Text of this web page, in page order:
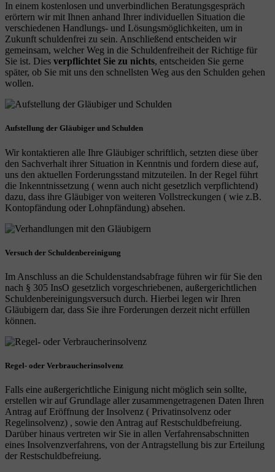
In einem kostenlosen und unverbindlichen Beratungsgespräch
erörtern wir mit Ihnen anhand Ihrer individuellen Situation die
verschiedenen Handlungs- und Lösungsmöglichkeiten, um in
Zukunft schuldenfrei zu sein. Anschließend entscheiden wir
gemeinsam, welcher Weg in die Schuldenfreiheit der Richtige für
Sie ist. Dies verpflichtet Sie zu nichts, entscheiden Sie gerne
später, ob Sie mit uns den schnellsten Weg aus den Schulden gehen
wollen.
Aufstellung der Gläubiger und Schulden
Wir kontaktieren alle Ihre Gläubiger schriftlich, setzten diese über
den Sachverhalt ihrer Situation in Kenntnis und fordern diese auf,
uns den aktuellen Forderungsstand mitzuteilen. In der Regel führt
die Inkenntnissetzung ( wenn auch nicht gesetzlich verpflichtend)
dazu, dass ihre Gläubiger von weiteren Vollstreckungen ( wie z.B.
Kontopfändung oder Lohnpfändung) absehen.
Versuch der Schuldenbereinigung
Im Anschluss an die Schuldenstandsabfrage führen wir für Sie den
nach § 305 InsO gesetzlich vorgeschriebenen, außergerichtlichen
Schuldenbereinigungsversuch durch. Hierbei legen wir Ihren
Gläubigern dar, dass Sie ihre Forderungen derzeit nicht erfüllen
können.
Regel- oder Verbraucherinsolvenz
Falls eine außergerichtliche Einigung nicht möglich sein sollte,
erstellen wir auf Grundlage aller zusammengetragenen Daten Ihren
Antrag auf Eröffnung der Insolvenz ( Privatinsolvenz oder
Regelinsolvenz) , sowie den Antrag auf Restschuldbefreiung.
Darüber hinaus vertreten wir Sie in allen Verfahrensabschnitten
eines Insolvenzverfahrens, von der Antragstellung bis zur Erteilung
der Restschuldbefreiung.